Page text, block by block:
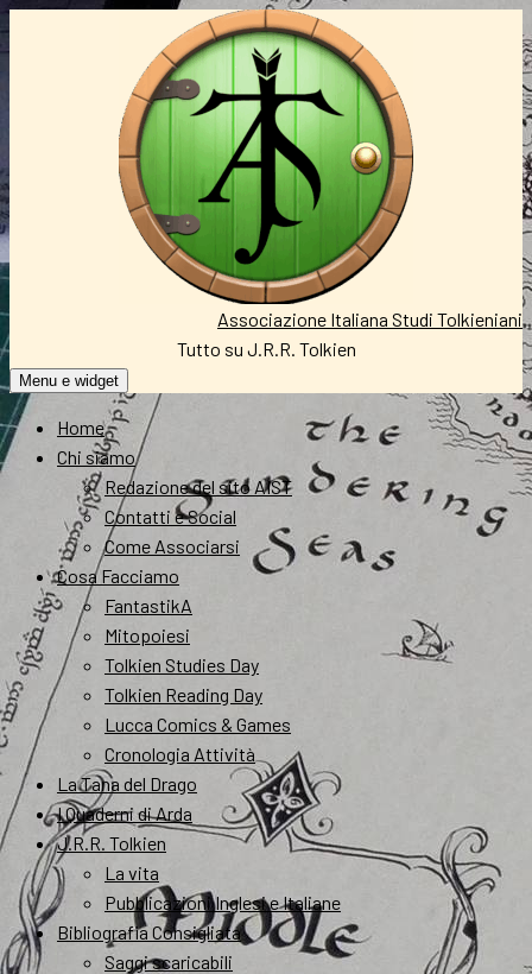
al
Associazione Italiana Studi Tolkieniani
Tutto su J.R.R. Tolkien
Menu e widget
Home
Chi siamo
Redazione del sito AIST
Contatti e Social
Come Associarsi
Cosa Facciamo
FantastikA
Mitopoiesi
Tolkien Studies Day
Tolkien Reading Day
Lucca Comics & Games
Cronologia Attività
La Tana del Drago
I Quaderni di Arda
J.R.R. Tolkien
La vita
Pubblicazioni Inglesi e Italiane
Bibliografia Consigliata
Saggi scaricabili